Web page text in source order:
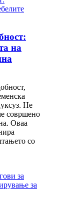
на
Не
совршено
Оваа
со